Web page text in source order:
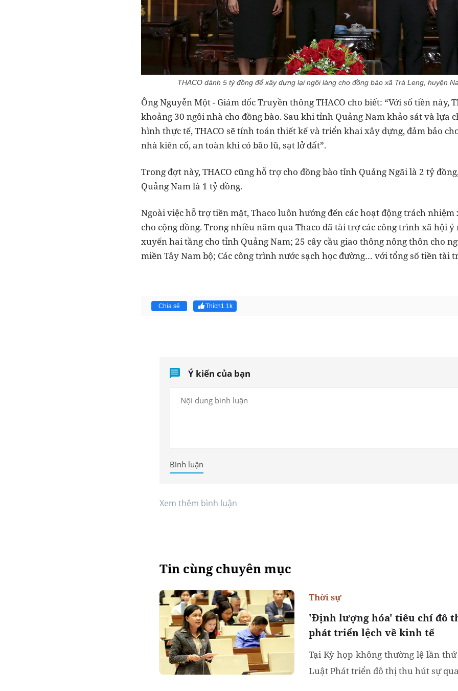
THACO dành 5 tỷ đồng để xây dựng lại ngôi làng cho đồng bào xã Trà Leng, huyện
Ông Nguyễn Một - Giám đốc Truyền thông THACO cho biết: “Với số tiền này,
khoảng 30 ngôi nhà cho đồng bào. Sau khi tỉnh Quảng Nam khảo sát và lựa
hình thực tế, THACO sẽ tính toán thiết kế và triển khai xây dựng, đảm bảo
nhà kiên cố, an toàn khi có bão lũ, sạt lở đất”.
Trong đợt này, THACO cũng hỗ trợ cho đồng bào tỉnh Quảng Ngãi là 2 tỷ
Quảng Nam là 1 tỷ đồng.
Ngoài việc hỗ trợ tiền mặt, Thaco luôn hướng đến các hoạt động trách
cho cộng đồng. Trong nhiều năm qua Thaco đã tài trợ các công trình xã hội
xuyến hai tầng cho tỉnh Quảng Nam; 25 cây cầu giao thông nông thôn cho
miền Tây Nam bộ; Các công trình nước sạch học đường… với tổng số tiền tài
Chia sẻ Thích1.1k
Ý kiến của bạn
Bình luận
Xem thêm bình luận
Tin cùng chuyên mục
'Định lượng hóa' tiêu chí đô
phát triển lệch về kinh tế
Thời sự
Tại Kỳ họp không thường lệ lần
Luật Phát triển đô thị thu hút sự